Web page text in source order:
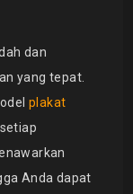
dan
yang tepat.
plakat
Anda dapat